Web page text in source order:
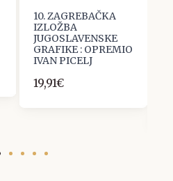
10. ZAGREBAČKA
IZLOŽBA
JUGOSLAVENSKE
GRAFIKE : OPREMIO
IVAN PICELJ
19,91€